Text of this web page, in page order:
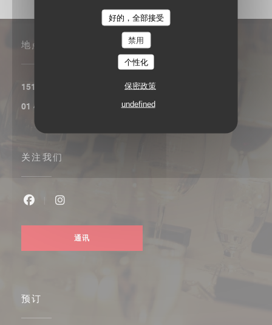
好的，全部接受
禁用
个性化
保密政策
undefined
地点
151, boulevard Saint-Germain 75006 Paris
01 45 48 53 91
关注我们
通讯
预订